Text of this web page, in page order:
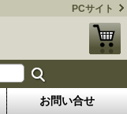
PCサイト
お問い合せ